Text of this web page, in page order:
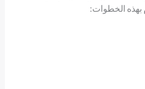
بهذه الخطوات: